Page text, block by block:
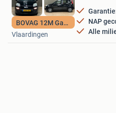
BOVAG 12M Garantie
NAP
Alle
Autohuis de Vaart
Vlaardingen